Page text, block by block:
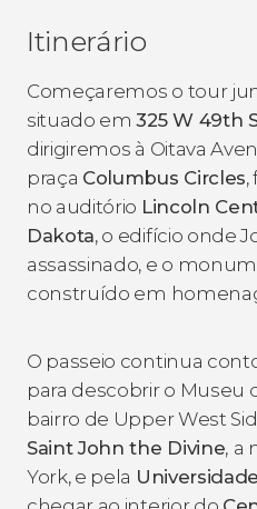
Itinerário
Começaremos o tour
situado em325 W 49th
dirigiremos à Oitava
praça Columbus Circles,
no auditório Lincoln
Dakota, o edifício onde
assassinado, e o
construído em
O passeio continua
para descobrir o Museu
bairro de Upper West
Saint John the Divine, a
York, e pela